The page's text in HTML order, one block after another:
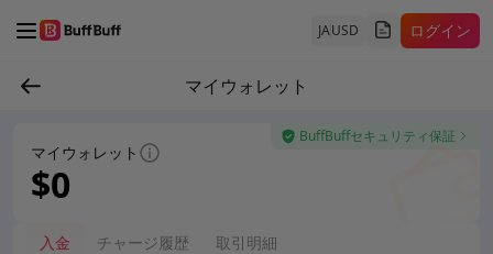
JAUSD ログイン
マイウォレット
マイウォレット
$0
BuffBuffセキュリティ保証
入金 チャージ履歴 取引明細